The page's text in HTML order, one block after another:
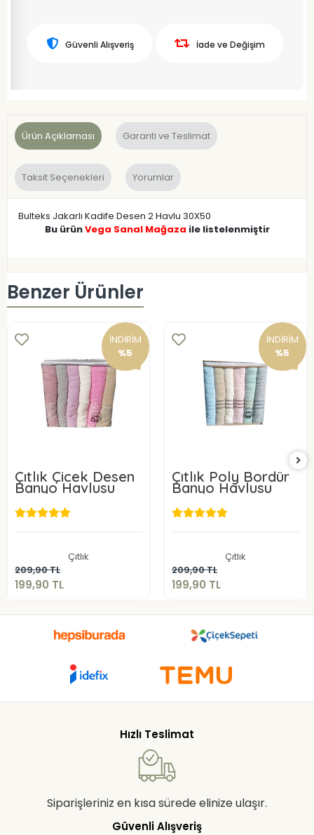
Güvenli Alışveriş İade ve Değişim
Ürün Açıklaması Garanti ve Teslimat
Taksit Seçenekleri Yorumlar
Bulteks Jakarlı Kadife Desen 2 Havlu 30X50
Bu ürünVega Sanal Mağaza ile listelenmiştir
Benzer Ürünler
İNDİRİM
%5
Çıtlık Çicek Desen
Banyo Havlusu
Çıtlık
209,90 TL
199,90 TL
Sepete Ekle
İNDİRİM
%5
Çıtlık Poly Bordür
Banyo Havlusu
Çıtlık
209,90 TL
199,90 TL
Sepete Ekle
Hızlı Teslimat
Siparişleriniz en kısa sürede elinize ulaşır.
Güvenli Alışveriş